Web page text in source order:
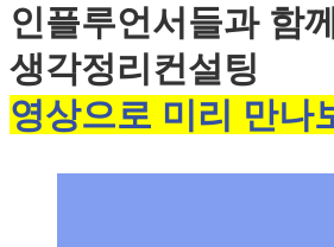
인플루언서들과 함
생각정리컨설팅
영상으로 미리 만나